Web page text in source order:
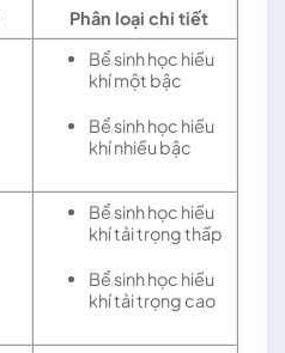
Phân loại chi tiết
Bể sinh học hiếu
khí một bậc
Bể sinh học hiếu
khí nhiều bậc
Bể sinh học hiếu
khí tải trọng thấp
Bể sinh học hiếu
khí tải trọng cao